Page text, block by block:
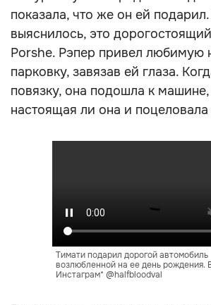
показала, что же он ей
выяснилось, это
Porshe. Рэпер привел любимую
парковку, завязав ей глаза.
повязку, она подошла к
настоящая ли она и поцеловала
Тимати подарил дорогой автомобиль
возлюбленной на ее день рождения.
Инстаграм* @halfbloodval